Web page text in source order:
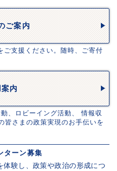
ご案内
ご支援ください。随時、ご寄付
内
、ロビーイング活動、 情報収
皆さまの政策実現のお手伝いを
ターン募集
験し、政策や政治の形成につ